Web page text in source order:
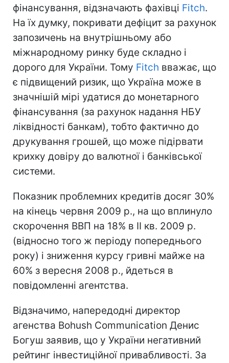
фінансування, відзначають фахівці Fitch.
На їх думку, покривати дефіцит за рахунок
запозичень на внутрішньому або
міжнародному ринку буде складно і
дорого для України. Тому Fitch вважає, що
є підвищений ризик, що Україна може в
значнішій мірі удатися до монетарного
фінансування (за рахунок надання НБУ
ліквідності банкам), тобто фактично до
друкування грошей, що може підірвати
крихку довіру до валютної і банківської
системи.
Показник проблемних кредитів досяг 30%
на кінець червня 2009 р., на що вплинуло
скорочення ВВП на 18% в II кв. 2009 р.
(відносно того ж періоду попереднього
року) і зниження курсу гривні майже на
60% з вересня 2008 р., йдеться в
повідомленні агентства.
Відзначимо, напередодні директор
агенства Bohush Communication Денис
Богуш заявив, що у України негативний
рейтинг інвестиційної привабливості. За